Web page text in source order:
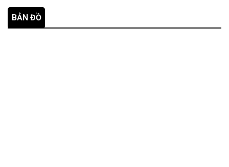
BẢN ĐỒ